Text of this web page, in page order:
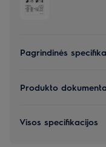
Pagrindinės
Produkto
Visos specifikacijos